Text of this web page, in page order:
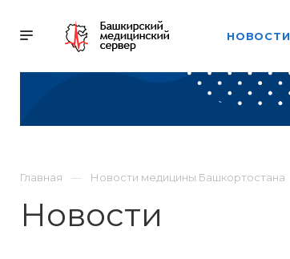
НОВОСТИ
Главная Новости медицины Башкортостана
Новости